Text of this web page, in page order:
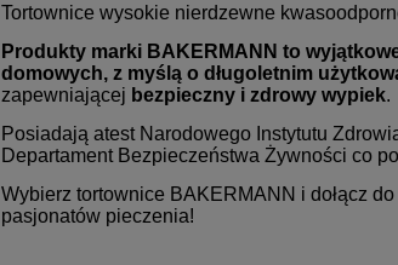
Tortownice wysokie nierdzewne
Produkty marki BAKERMANN to
domowych, z myślą o długoletnim
zapewniającej bezpieczny i zdrowy wypiek.
Posiadają atest Narodowego Instytutu
Departament Bezpieczeństwa Żywności co
Wybierz tortownice BAKERMANN i dołącz
pasjonatów pieczenia!